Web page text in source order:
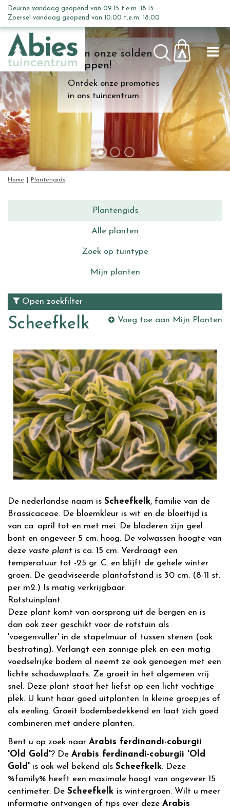
n
c
o
n
t
e
n
t
Kom onze solden
shoppen!
Ontdek onze promoties
in ons tuincentrum.
Home Plantengids
Deurne vandaag geopend van 09:15 t.e.m. 18:15
Zoersel vandaag geopend van 10:00 t.e.m. 18:00
Plantengids
Alle planten
Zoek op tuintype
Mijn planten
Open zoekfilter
Scheefkelk Voeg toe aan Mijn Planten
De nederlandse naam is Scheefkelk, familie van de
Brassicaceae. De bloemkleur is wit en de bloeitijd is
van ca. april tot en met mei. De bladeren zijn geel
bont en ongeveer 5 cm. hoog. De volwassen hoogte van
deze vaste plant is ca. 15 cm. Verdraagt een
temperatuur tot -25 gr. C. en blijft de gehele winter
groen. De geadviseerde plantafstand is 30 cm. (8-11 st.
per m2.) Is matig verkrijgbaar.
Rotstuinplant.
Deze plant komt van oorsprong uit de bergen en is
dan ook zeer geschikt voor de rotstuin als
'voegenvuller' in de stapelmuur of tussen stenen (ook
bestrating). Verlangt een zonnige plek en een matig
voedselrijke bodem al neemt ze ook genoegen met een
lichte schaduwplaats. Ze groeit in het algemeen vrij
snel. Deze plant staat het liefst op een licht vochtige
plek. U kunt haar goed uitplanten In kleine groepjes of
als eenling. Groeit bodembedekkend en laat zich goed
combineren met andere planten.
Bent u op zoek naar Arabis ferdinandi-coburgii
'Old Gold'? De Arabis ferdinandi-coburgii 'Old
Gold' is ook wel bekend als Scheefkelk. Deze
%family% heeft een maximale hoogt van ongeveer 15
centimeter. De Scheefkelk is wintergroen. Wilt u meer
informatie ontvangen of tips over deze Arabis